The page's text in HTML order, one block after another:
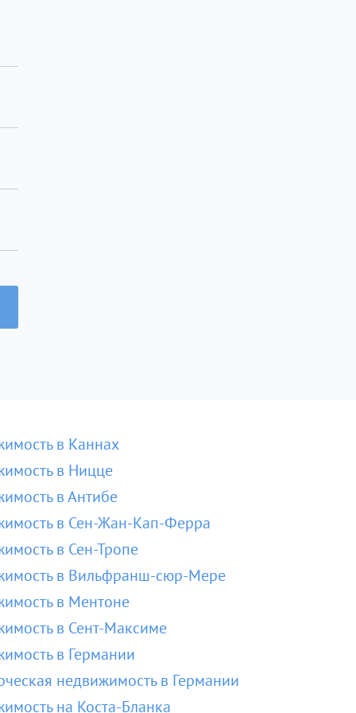
в Каннах
в Ницце
в Антибе
в Сен-Жан-Кап-Ферра
в Сен-Тропе
в Вильфранш-сюр-Мере
в Ментоне
в Сент-Максиме
в Германии
недвижимость в Германии
на Коста-Бланка